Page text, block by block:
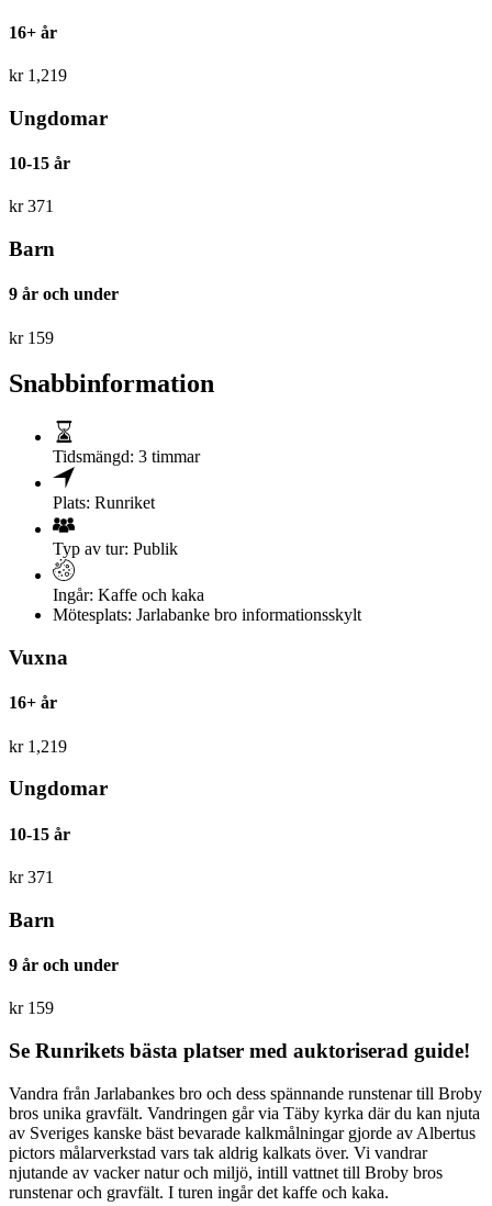
16+ år
kr 1,219
Ungdomar
10-15 år
kr 371
Barn
9 år och under
kr 159
Snabbinformation
Tidsmängd: 3 timmar
Plats: Runriket
Typ av tur: Publik
Ingår: Kaffe och kaka
Mötesplats: Jarlabanke bro informationsskylt
Vuxna
16+ år
kr 1,219
Ungdomar
10-15 år
kr 371
Barn
9 år och under
kr 159
Se Runrikets bästa platser med auktoriserad guide!
Vandra från Jarlabankes bro och dess spännande runstenar till Broby
bros unika gravfält. Vandringen går via Täby kyrka där du kan njuta
av Sveriges kanske bäst bevarade kalkmålningar gjorde av Albertus
pictors målarverkstad vars tak aldrig kalkats över. Vi vandrar
njutande av vacker natur och miljö, intill vattnet till Broby bros
runstenar och gravfält. I turen ingår det kaffe och kaka.